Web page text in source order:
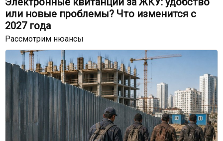
или новые проблемы? Что изменится с
2027 года
Рассмотрим нюансы